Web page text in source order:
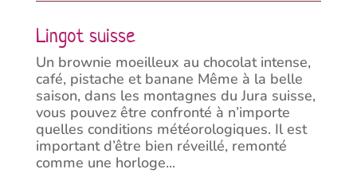
Lingot suisse
Un brownie moeilleux au chocolat intense,
café, pistache et banane Même à la belle
saison, dans les montagnes du Jura suisse,
vous pouvez être confronté à n’importe
quelles conditions météorologiques. Il est
important d’être bien réveillé, remonté
comme une horloge...